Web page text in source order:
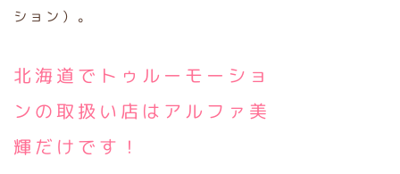
ション）。
北海道でトゥルーモーショ
ンの取扱い店はアルファ美
輝だけです！